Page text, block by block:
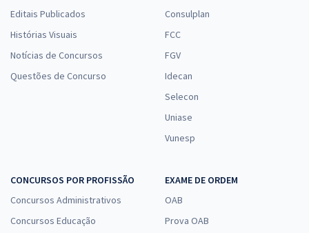
Editais Publicados
Histórias Visuais
Notícias de Concursos
Questões de Concurso
Consulplan
FCC
FGV
Idecan
Selecon
Uniase
Vunesp
CONCURSOS POR PROFISSÃO
Concursos Administrativos
Concursos Educação
EXAME DE ORDEM
OAB
Prova OAB